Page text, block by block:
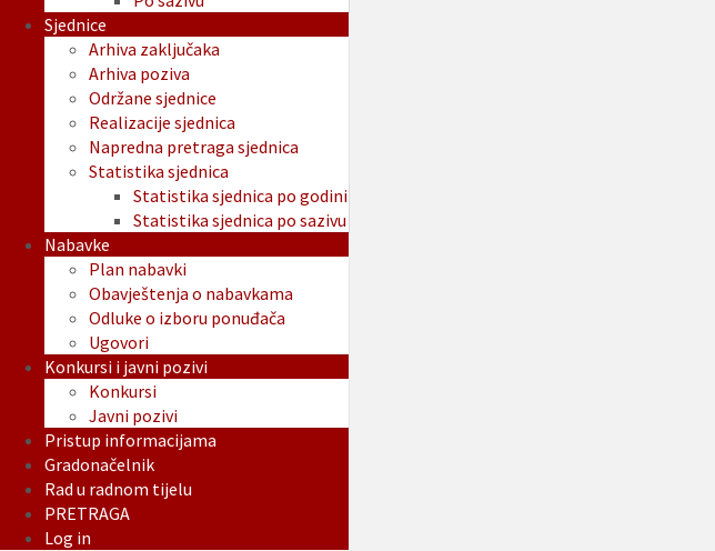
Sjednice
Arhiva zaključaka
Arhiva poziva
Održane sjednice
Realizacije sjednica
Napredna pretraga sjednica
Statistika sjednica
Statistika sjednica po godini
Statistika sjednica po sazivu
Nabavke
Plan nabavki
Obavještenja o nabavkama
Odluke o izboru ponuđača
Ugovori
Konkursi i javni pozivi
Konkursi
Javni pozivi
Pristup informacijama
Gradonačelnik
Rad u radnom tijelu
PRETRAGA
Log in